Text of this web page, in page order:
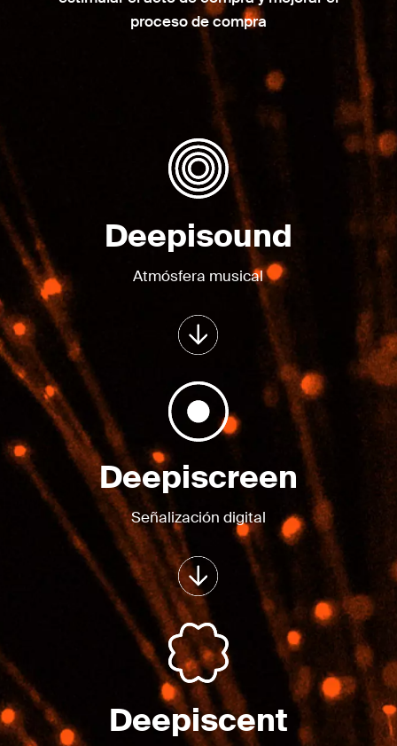
proceso de compra
Deepisound
Atmósfera musical
Deepiscreen
Señalización digital
Deepiscent